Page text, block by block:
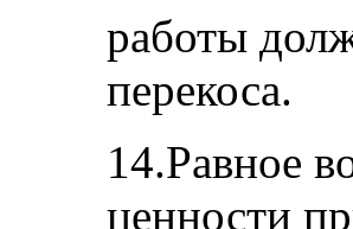
работы
перекоса.
14.Равное
ценности